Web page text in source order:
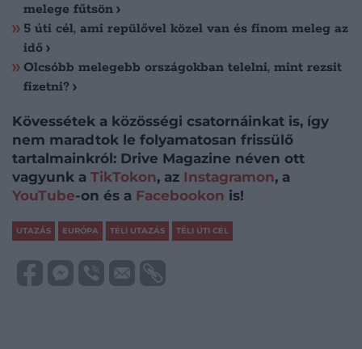
melege fűtsön
5 úti cél, ami repülővel közel van és finom meleg az
idő
Olcsóbb melegebb országokban telelni, mint rezsit
fizetni?
Kövessétek a közösségi csatornáinkat is, így
nem maradtok le folyamatosan frissülő
tartalmainkról: Drive Magazine néven ott
vagyunk a TikTokon, az Instagramon, a
YouTube-on és a Facebookon is!
UTAZÁS EURÓPA TÉLI UTAZÁS TÉLI ÚTI CÉL